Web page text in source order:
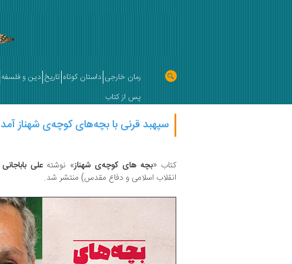
رمان خارجی داستان کوتاه تاریخ دین و فلسفه
پس از کتاب
سپهبد قرنی با بچه‌های کوچه‌ی شهناز آمد
کتاب «بچه های کوچه‌ی شهناز» نوشتهعلی باباجانی
انقلاب اسلامی و دفاع مقدس) منتشر شد.